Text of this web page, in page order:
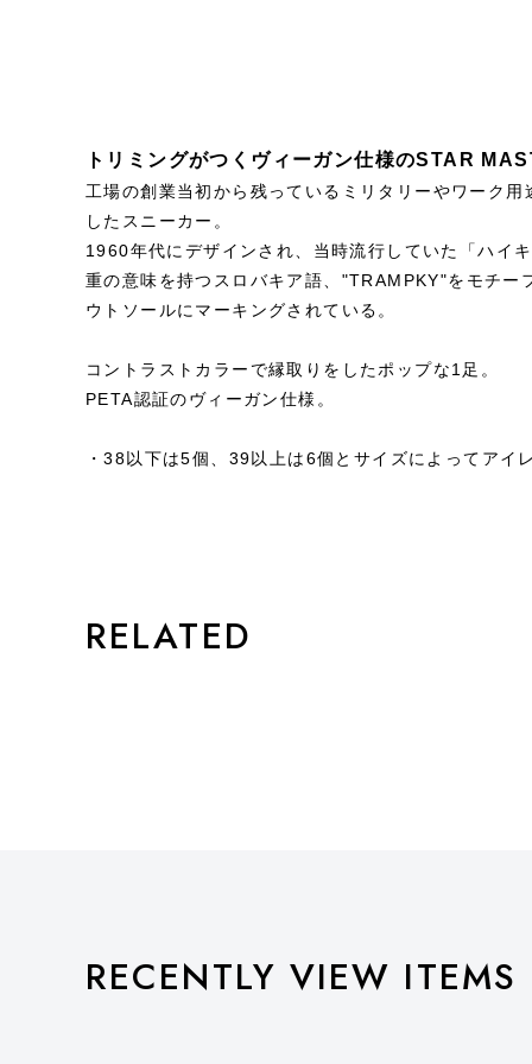
トリミングがつくヴィーガン仕様のSTAR
工場の創業当初から残っているミリタリーやワーク
したスニーカー。
1960年代にデザインされ、当時流行していた「ハイ
重の意味を持つスロバキア語、"TRAMPKY"をモチー
ウトソールにマーキングされている。
コントラストカラーで縁取りをしたポップな1足。
PETA認証のヴィーガン仕様。
・38以下は5個、39以上は6個とサイズによってアイ
RELATED
RECENTLY VIEW ITEMS